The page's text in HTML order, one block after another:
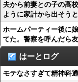
夫から前妻との子の高
ように家計から出そう
ホームパーティー後に
てた。警察を呼んだら
はーとログ
モテなさすぎて精神科